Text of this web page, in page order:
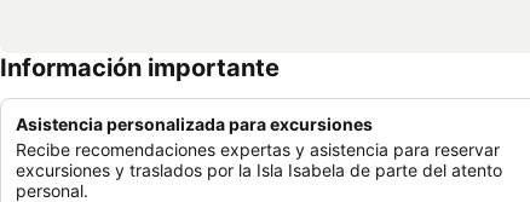
Información importante
Asistencia personalizada para excursiones
Recibe recomendaciones expertas y asistencia para reservar
excursiones y traslados por la Isla Isabela de parte del atento
personal.